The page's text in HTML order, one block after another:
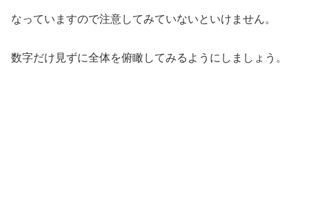
なっていますので注意してみていないといけません。
数字だけ見ずに全体を俯瞰してみるようにしましょう。